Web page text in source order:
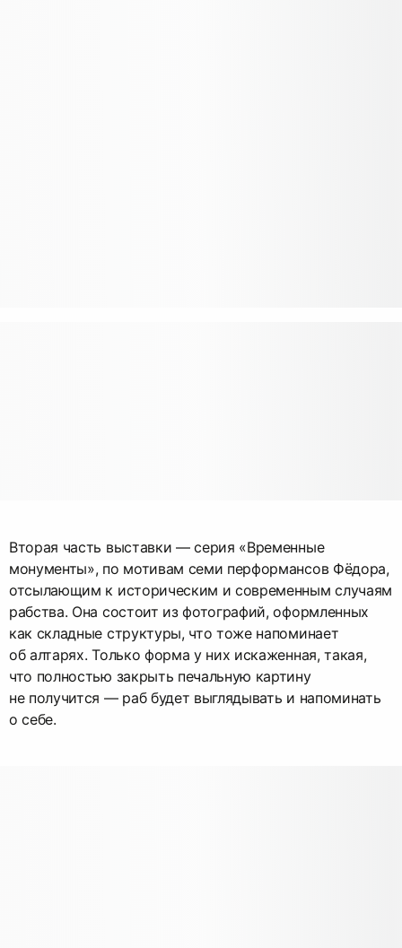
Вторая часть выставки — серия «Временные
монументы», по мотивам семи перформансов Фёдора,
отсылающим к историческим и современным случаям
рабства. Она состоит из фотографий, оформленных
как складные структуры, что тоже напоминает
об алтарях. Только форма у них искаженная, такая,
что полностью закрыть печальную картину
не получится — раб будет выглядывать и напоминать
о себе.